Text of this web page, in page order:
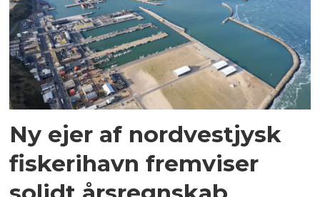
Ny ejer af nordvestjysk
fiskerihavn fremviser